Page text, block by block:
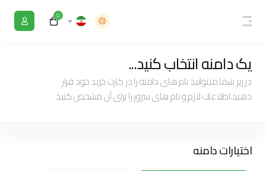
0
یک دامنه انتخاب کنید...
در زیر شما میتوانید نام های دامنه را در کارت خرید خود قرار
دهید،اطلاعات لازم و نام های سرور را برای آن مشخص کنید
اختیارات دامنه